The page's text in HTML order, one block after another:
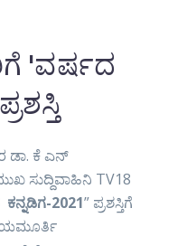
'ವರ್ಷದ
ಡಾ. ಕೆ ಎನ್
ಸುದ್ದಿವಾಹಿನಿ TV18
2021” ಪ್ರಶಸ್ತಿಗೆ